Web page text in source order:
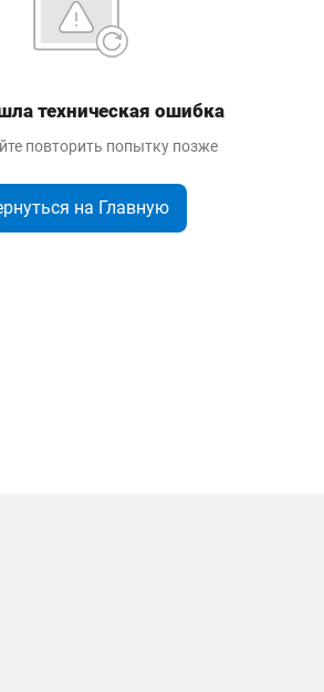
техническая ошибка
повторить попытку позже
на Главную